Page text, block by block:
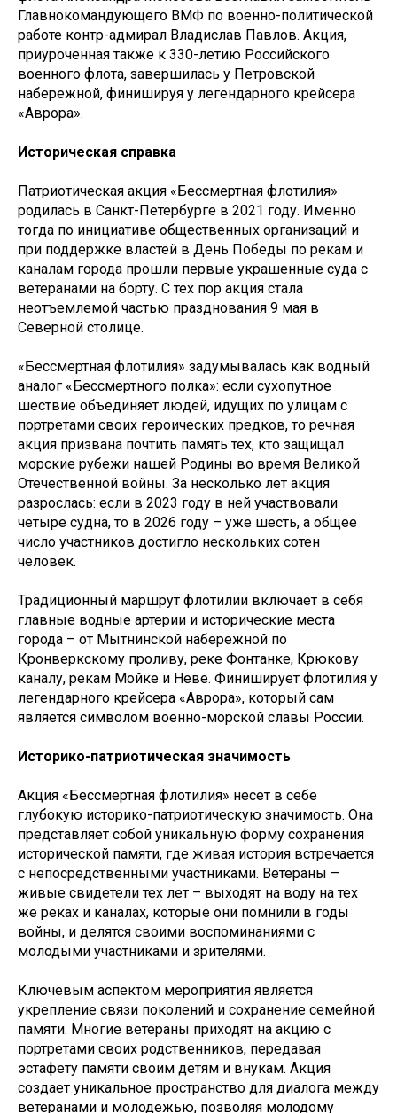
Главнокомандующего ВМФ по военно-политической
работе контр-адмирал Владислав Павлов. Акция,
приуроченная также к 330-летию Российского
военного флота, завершилась у Петровской
набережной, финишируя у легендарного крейсера
«Аврора».
Историческая справка
Патриотическая акция «Бессмертная флотилия»
родилась в Санкт-Петербурге в 2021 году. Именно
тогда по инициативе общественных организаций и
при поддержке властей в День Победы по рекам и
каналам города прошли первые украшенные суда с
ветеранами на борту. С тех пор акция стала
неотъемлемой частью празднования 9 мая в
Северной столице.
«Бессмертная флотилия» задумывалась как водный
аналог «Бессмертного полка»: если сухопутное
шествие объединяет людей, идущих по улицам с
портретами своих героических предков, то речная
акция призвана почтить память тех, кто защищал
морские рубежи нашей Родины во время Великой
Отечественной войны. За несколько лет акция
разрослась: если в 2023 году в ней участвовали
четыре судна, то в 2026 году – уже шесть, а общее
число участников достигло нескольких сотен
человек.
Традиционный маршрут флотилии включает в себя
главные водные артерии и исторические места
города – от Мытнинской набережной по
Кронверкскому проливу, реке Фонтанке, Крюкову
каналу, рекам Мойке и Неве. Финиширует флотилия у
легендарного крейсера «Аврора», который сам
является символом военно-морской славы России.
Историко-патриотическая значимость
Акция «Бессмертная флотилия» несет в себе
глубокую историко-патриотическую значимость. Она
представляет собой уникальную форму сохранения
исторической памяти, где живая история встречается
с непосредственными участниками. Ветераны –
живые свидетели тех лет – выходят на воду на тех
же реках и каналах, которые они помнили в годы
войны, и делятся своими воспоминаниями с
молодыми участниками и зрителями.
Ключевым аспектом мероприятия является
укрепление связи поколений и сохранение семейной
памяти. Многие ветераны приходят на акцию с
портретами своих родственников, передавая
эстафету памяти своим детям и внукам. Акция
создает уникальное пространство для диалога между
ветеранами и молодежью, позволяя молодому